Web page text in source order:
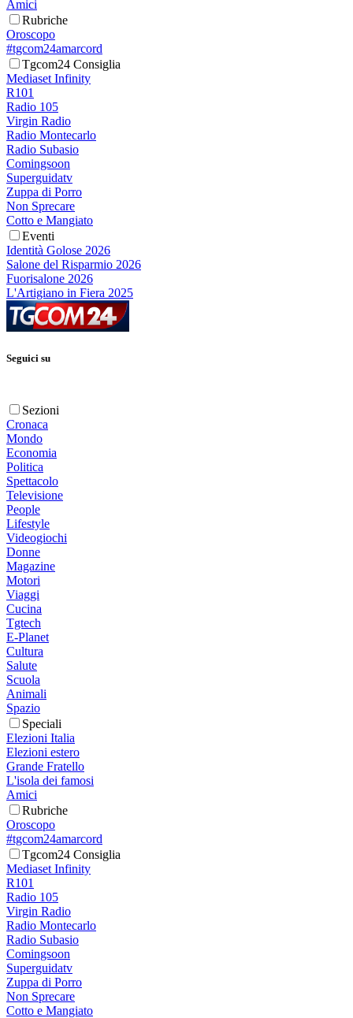
Amici
Rubriche
Oroscopo
#tgcom24amarcord
Tgcom24 Consiglia
Mediaset Infinity
R101
Radio 105
Virgin Radio
Radio Montecarlo
Radio Subasio
Comingsoon
Superguidatv
Zuppa di Porro
Non Sprecare
Cotto e Mangiato
Eventi
Identità Golose 2026
Salone del Risparmio 2026
Fuorisalone 2026
L'Artigiano in Fiera 2025
Seguici su
Sezioni
Cronaca
Mondo
Economia
Politica
Spettacolo
Televisione
People
Lifestyle
Videogiochi
Donne
Magazine
Motori
Viaggi
Cucina
Tgtech
E-Planet
Cultura
Salute
Scuola
Animali
Spazio
Speciali
Elezioni Italia
Elezioni estero
Grande Fratello
L'isola dei famosi
Amici
Rubriche
Oroscopo
#tgcom24amarcord
Tgcom24 Consiglia
Mediaset Infinity
R101
Radio 105
Virgin Radio
Radio Montecarlo
Radio Subasio
Comingsoon
Superguidatv
Zuppa di Porro
Non Sprecare
Cotto e Mangiato